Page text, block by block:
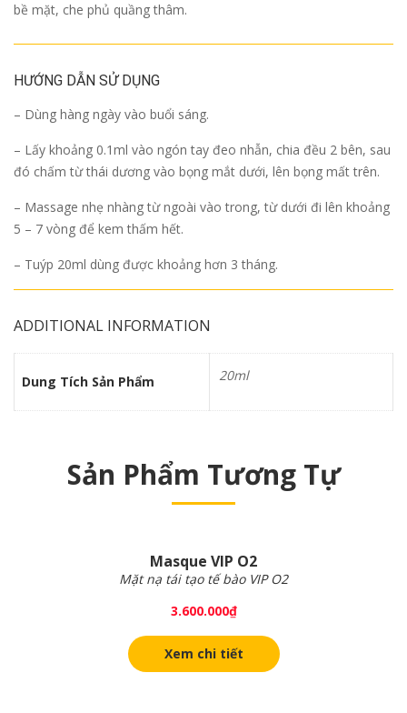
bề mặt, che phủ quầng thâm.
HƯỚNG DẪN SỬ DỤNG
– Dùng hàng ngày vào buổi sáng.
– Lấy khoảng 0.1ml vào ngón tay đeo nhẫn, chia đều 2 bên, sau
đó chấm từ thái dương vào bọng mắt dưới, lên bọng mất trên.
– Massage nhẹ nhàng từ ngoài vào trong, từ dưới đi lên khoảng
5 – 7 vòng để kem thấm hết.
– Tuýp 20ml dùng được khoảng hơn 3 tháng.
ADDITIONAL INFORMATION
Dung Tích Sản Phẩm 20ml
Sản Phẩm Tương Tự
Masque VIP O2
Mặt nạ tái tạo tế bào VIP O2
3.600.000₫
Xem chi tiết